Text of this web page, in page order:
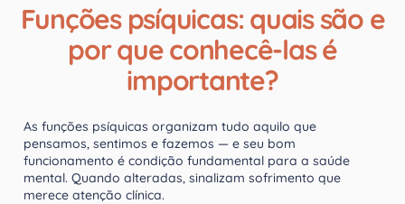
Funções psíquicas: quais são e
por que conhecê-las é
importante?
As funções psíquicas organizam tudo aquilo que
pensamos, sentimos e fazemos — e seu bom
funcionamento é condição fundamental para a saúde
mental. Quando alteradas, sinalizam sofrimento que
merece atenção clínica.